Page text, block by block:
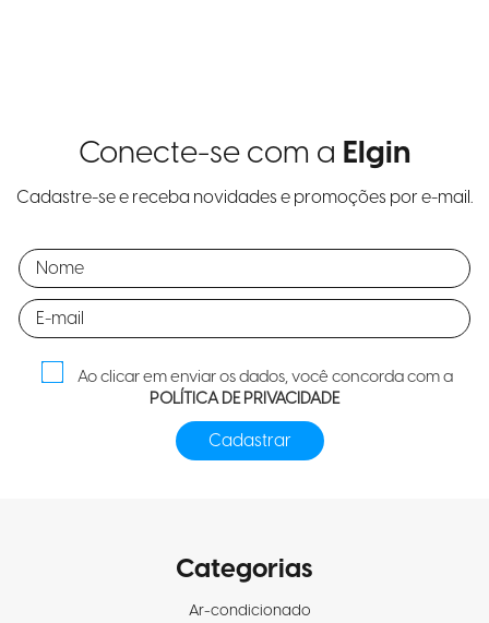
Conecte-se com a Elgin
Cadastre-se e receba novidades e promoções por e-mail.
Ao clicar em enviar os dados, você concorda com a
POLÍTICA DE PRIVACIDADE
Categorias
Ar-condicionado